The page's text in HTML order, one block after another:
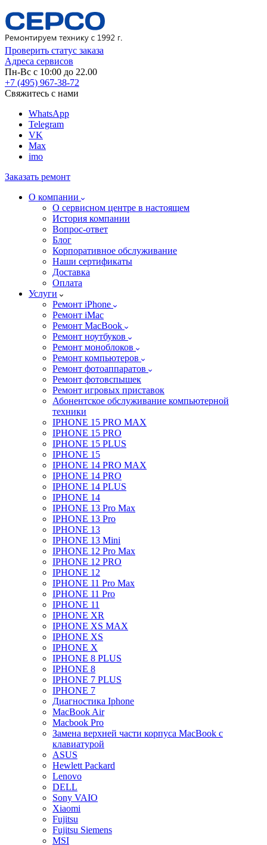
Проверить статус заказа
Адреса сервисов
Пн-Вс с 10:00 до 22.00
+7 (495) 967-38-72
Свяжитесь с нами
WhatsApp
Telegram
VK
Max
imo
Заказать ремонт
О компании
О сервисном центре в настоящем
История компании
Вопрос-ответ
Блог
Корпоративное обслуживание
Наши сертификаты
Доставка
Оплата
Услуги
Ремонт iPhone
Ремонт iMac
Ремонт MacBook
Ремонт ноутбуков
Ремонт моноблоков
Ремонт компьютеров
Ремонт фотоаппаратов
Ремонт фотовспышек
Ремонт игровых приставок
Абонентское обслуживание компьютерной
техники
IPHONE 15 PRO MAX
IPHONE 15 PRO
IPHONE 15 PLUS
IPHONE 15
IPHONE 14 PRO MAX
IPHONE 14 PRO
IPHONE 14 PLUS
IPHONE 14
IPHONE 13 Pro Max
IPHONE 13 Pro
IPHONE 13
IPHONE 13 Mini
IPHONE 12 Pro Max
IPHONE 12 PRO
IPHONE 12
IPHONE 11 Pro Max
IPHONE 11 Pro
IPHONE 11
IPHONE XR
IPHONE XS MAX
IPHONE XS
IPHONE X
IPHONE 8 PLUS
IPHONE 8
IPHONE 7 PLUS
IPHONE 7
Диагностика Iphone
MacBook Air
Macbook Pro
Замена верхней части корпуса MacBook с
клавиатурой
ASUS
Hewlett Packard
Lenovo
DELL
Sony VAIO
Xiaomi
Fujitsu
Fujitsu Siemens
MSI